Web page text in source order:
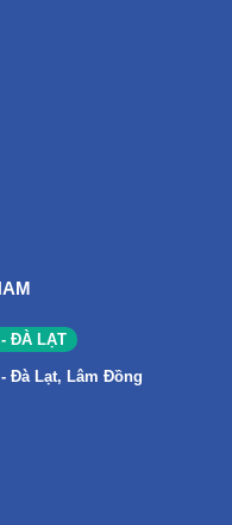
ĐÀ LẠT
Đà Lạt, Lâm Đồng